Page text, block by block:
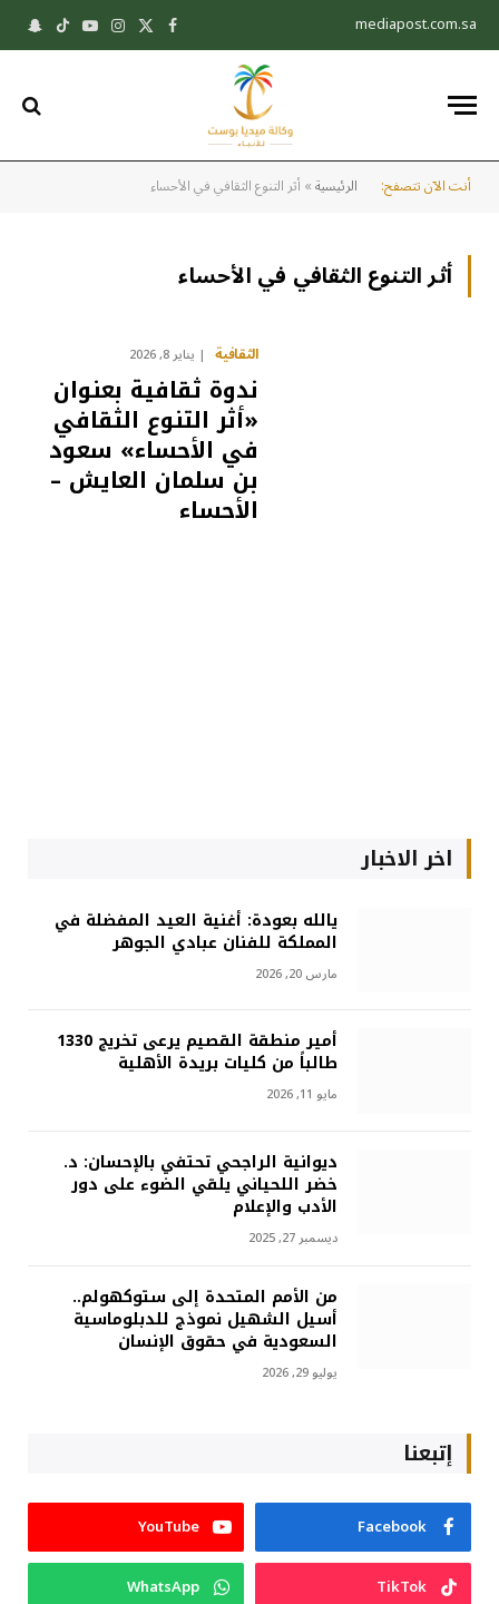
mediapost.com.sa فيسبوك
X
(Twitter)
الانستغرام
يوتيوبتيكتوك
أنت الآن تتصفح: الرئيسية» أثر التنوع الثقافي في الأحساء
أثر التنوع الثقافي في الأحساء
الثقافية يناير 8, 2026
ندوة ثقافية بعنوان
«أثر التنوع الثقافي
في الأحساء» سعود
بن سلمان العايش –
الأحساء
اخر الاخبار
يالله بعودة: أغنية العيد المفضلة في
المملكة للفنان عبادي الجوهر
مارس 20, 2026
أمير منطقة القصيم يرعى تخريج 1330
طالباً من كليات بريدة الأهلية
مايو 11, 2026
ديوانية الراجحي تحتفي بالإحسان: د.
خضر اللحياني يلقي الضوء على دور
الأدب والإعلام
ديسمبر 27, 2025
من الأمم المتحدة إلى ستوكهولم..
أسيل الشهيل نموذج للدبلوماسية
السعودية في حقوق الإنسان
يوليو 29, 2026
إتبعنا
Facebook
YouTube
TikTok
WhatsApp